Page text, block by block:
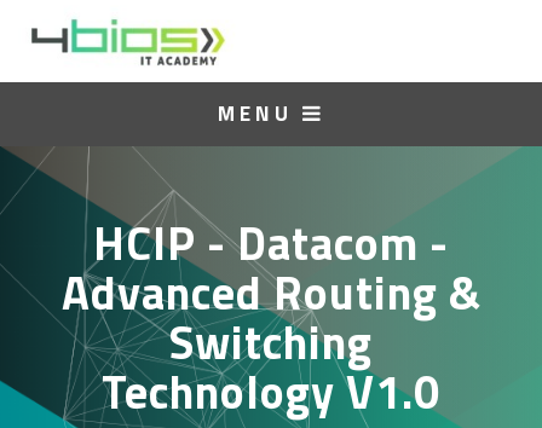
MENU
HCIP - Datacom -
Advanced Routing &
Switching
Technology V1.0